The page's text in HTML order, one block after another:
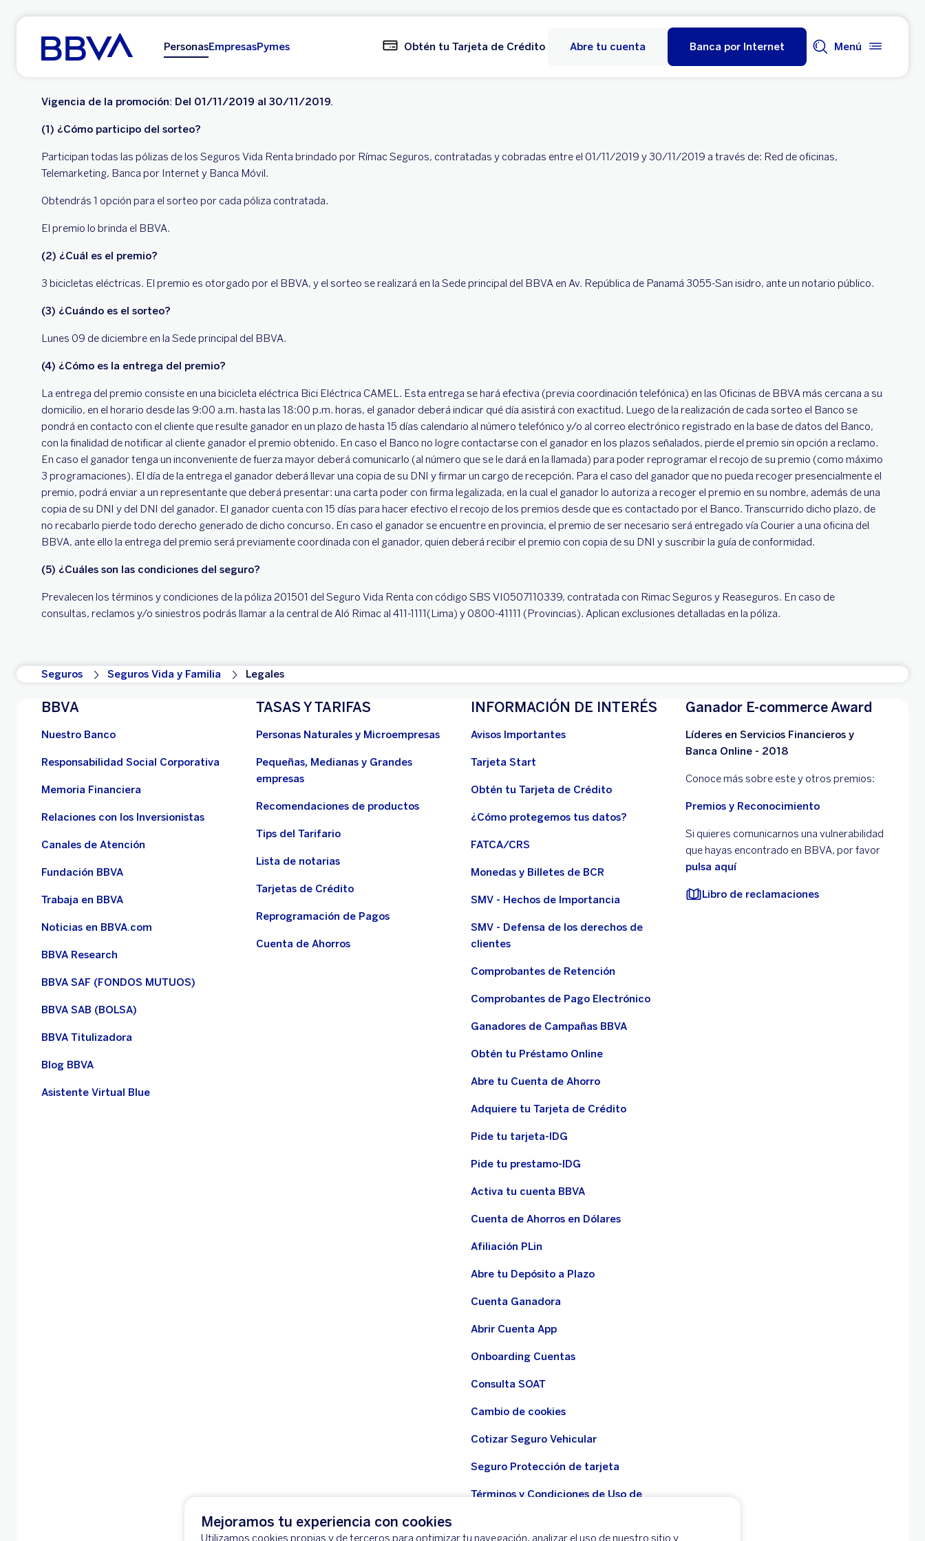
Mejoramos tu experiencia con cookies
Utilizamos cookies propias y de terceros para optimizar tu navegación, analizar el uso de nuestro sitio y
Ir al contenido principal
PersonasEmpresasPymes Obtén tu Tarjeta de Crédito Abre tu cuenta Banca por Internet Menú
Vigencia de la promoción: Del 01/11/2019 al 30/11/2019.
(1) ¿Cómo participo del sorteo?
Participan todas las pólizas de los Seguros Vida Renta brindado por Rímac Seguros, contratadas y cobradas entre el 01/11/2019 y 30/11/2019 a través de: Red de oficinas,
Telemarketing, Banca por Internet y Banca Móvil.
Obtendrás 1 opción para el sorteo por cada póliza contratada.
El premio lo brinda el BBVA.
(2) ¿Cuál es el premio?
3 bicicletas eléctricas. El premio es otorgado por el BBVA, y el sorteo se realizará en la Sede principal del BBVA en Av. República de Panamá 3055-San isidro, ante un notario público.
(3) ¿Cuándo es el sorteo?
Lunes 09 de diciembre en la Sede principal del BBVA.
(4) ¿Cómo es la entrega del premio?
La entrega del premio consiste en una bicicleta eléctrica Bici Eléctrica CAMEL. Esta entrega se hará efectiva (previa coordinación telefónica) en las Oficinas de BBVA más cercana a su
domicilio, en el horario desde las 9:00 a.m. hasta las 18:00 p.m. horas, el ganador deberá indicar qué día asistirá con exactitud. Luego de la realización de cada sorteo el Banco se
pondrá en contacto con el cliente que resulte ganador en un plazo de hasta 15 días calendario al número telefónico y/o al correo electrónico registrado en la base de datos del Banco,
con la finalidad de notificar al cliente ganador el premio obtenido. En caso el Banco no logre contactarse con el ganador en los plazos señalados, pierde el premio sin opción a reclamo.
En caso el ganador tenga un inconveniente de fuerza mayor deberá comunicarlo (al número que se le dará en la llamada) para poder reprogramar el recojo de su premio (como máximo
3 programaciones). El día de la entrega el ganador deberá llevar una copia de su DNI y firmar un cargo de recepción. Para el caso del ganador que no pueda recoger presencialmente el
premio, podrá enviar a un representante que deberá presentar: una carta poder con firma legalizada, en la cual el ganador lo autoriza a recoger el premio en su nombre, además de una
copia de su DNI y del DNI del ganador. El ganador cuenta con 15 días para hacer efectivo el recojo de los premios desde que es contactado por el Banco. Transcurrido dicho plazo, de
no recabarlo pierde todo derecho generado de dicho concurso. En caso el ganador se encuentre en provincia, el premio de ser necesario será entregado vía Courier a una oficina del
BBVA, ante ello la entrega del premio será previamente coordinada con el ganador, quien deberá recibir el premio con copia de su DNI y suscribir la guía de conformidad.
(5) ¿Cuáles son las condiciones del seguro?
Prevalecen los términos y condiciones de la póliza 201501 del Seguro Vida Renta con código SBS VI0507110339, contratada con Rimac Seguros y Reaseguros. En caso de
consultas, reclamos y/o siniestros podrás llamar a la central de Aló Rimac al 411-1111(Lima) y 0800-41111 (Provincias). Aplican exclusiones detalladas en la póliza.
Seguros Seguros Vida y Familia Legales
BBVA
Nuestro Banco
Responsabilidad Social Corporativa
Memoria Financiera
Relaciones con los Inversionistas
Canales de Atención
Fundación BBVA
Trabaja en BBVA
Noticias en BBVA.com
BBVA Research
BBVA SAF (FONDOS MUTUOS)
BBVA SAB (BOLSA)
BBVA Titulizadora
Blog BBVA
Asistente Virtual Blue
TASAS Y TARIFAS
Personas Naturales y Microempresas
Pequeñas, Medianas y Grandes
empresas
Recomendaciones de productos
Tips del Tarifario
Lista de notarias
Tarjetas de Crédito
Reprogramación de Pagos
Cuenta de Ahorros
INFORMACIÓN DE INTERÉS
Avisos Importantes
Tarjeta Start
Obtén tu Tarjeta de Crédito
¿Cómo protegemos tus datos?
FATCA/CRS
Monedas y Billetes de BCR
SMV - Hechos de Importancia
SMV - Defensa de los derechos de
clientes
Comprobantes de Retención
Comprobantes de Pago Electrónico
Ganadores de Campañas BBVA
Obtén tu Préstamo Online
Abre tu Cuenta de Ahorro
Adquiere tu Tarjeta de Crédito
Pide tu tarjeta-IDG
Pide tu prestamo-IDG
Activa tu cuenta BBVA
Cuenta de Ahorros en Dólares
Afiliación PLin
Abre tu Depósito a Plazo
Cuenta Ganadora
Abrir Cuenta App
Onboarding Cuentas
Consulta SOAT
Cambio de cookies
Cotizar Seguro Vehicular
Seguro Protección de tarjeta
Términos y Condiciones de Uso de
Seguro Protección de tarjeta -
Ganador E-commerce Award
Líderes en Servicios Financieros y
Banca Online - 2018
Conoce más sobre este y otros premios:
Premios y Reconocimiento
Si quieres comunicarnos una vulnerabilidad
que hayas encontrado en BBVA, por favor
pulsa aquí
Libro de reclamaciones